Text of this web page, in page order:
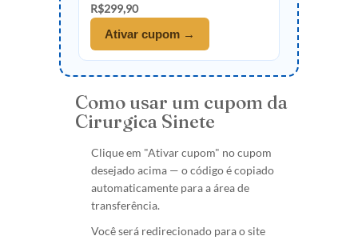
R$299,90
Ativar cupom →
Como usar um cupom da
Cirurgica Sinete
Clique em "Ativar cupom" no cupom
desejado acima — o código é copiado
automaticamente para a área de
transferência.
Você será redirecionado para o site